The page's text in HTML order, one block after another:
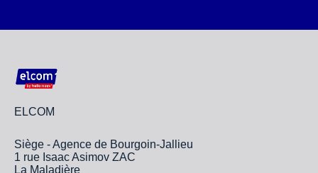
ELCOM
Siège - Agence de Bourgoin-Jallieu
1 rue Isaac Asimov ZAC
La Maladière